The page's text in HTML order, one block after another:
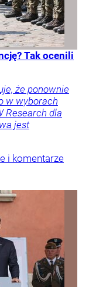
Tak ocenili
że ponownie
w wyborach
Research dla
jest
i komentarze